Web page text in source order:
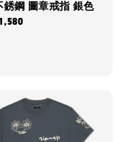
銹鋼 圖章戒指 銀色